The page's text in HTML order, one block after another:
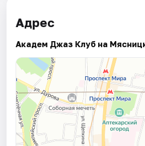
Адрес
Академ Джаз Клуб на